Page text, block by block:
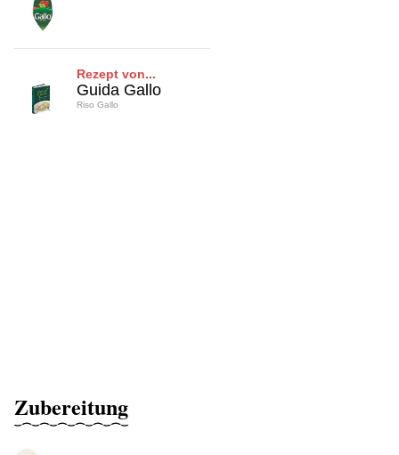
Rezept von...
Guida Gallo
Riso Gallo
Zubereitung